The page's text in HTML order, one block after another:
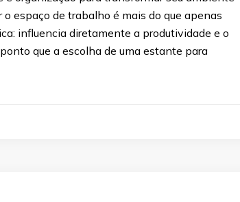
espaço de trabalho é mais do que apenas
influencia diretamente a produtividade e o
que a escolha de uma estante para